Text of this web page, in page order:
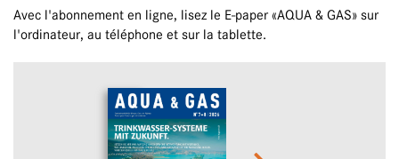
Avec l'abonnement en ligne, lisez le E-paper «AQUA & GAS» sur
l'ordinateur, au téléphone et sur la tablette.